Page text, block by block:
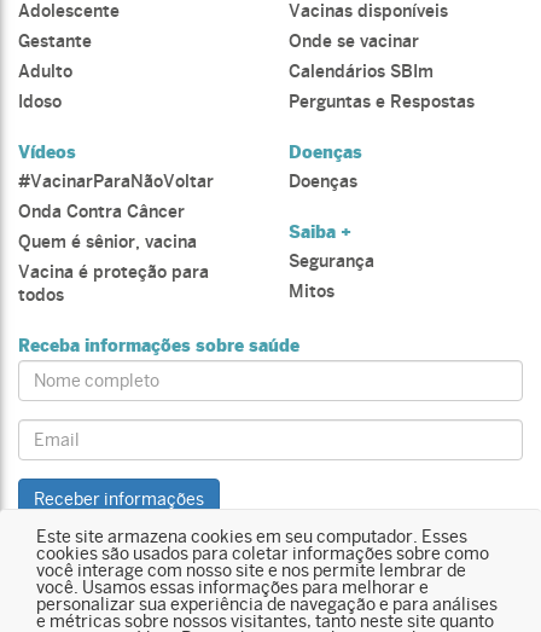
Adolescente
Gestante
Adulto
Idoso
Vacinas disponíveis
Onde se vacinar
Calendários SBIm
Perguntas e Respostas
Vídeos
#VacinarParaNãoVoltar
Onda Contra Câncer
Quem é sênior, vacina
Vacina é proteção para
todos
Doenças
Doenças
Saiba +
Segurança
Mitos
Receba informações sobre saúde
Name:
Email:
Receber informações
Site integrante daVaccine Safety Net (VSN)– uma rede global de sites
validados pela Organização Mundial da Saúde (OMS)
Sociedade Brasileira de Imunizações (SBIm)
Este site armazena cookies em seu computador. Esses
cookies são usados para coletar informações sobre como
você interage com nosso site e nos permite lembrar de
você. Usamos essas informações para melhorar e
personalizar sua experiência de navegação e para análises
e métricas sobre nossos visitantes, tanto neste site quanto